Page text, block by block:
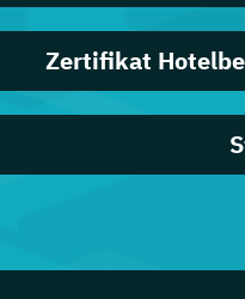
Zertifikat